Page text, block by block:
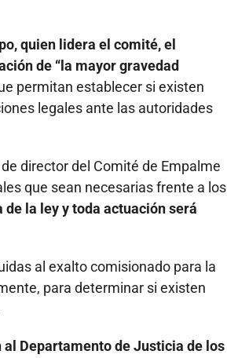
quien lidera el comité, el
de “la mayor gravedad
permitan establecer si existen
legales ante las autoridades
director del Comité de Empalme
que sean necesarias frente a los
la ley y toda actuación será
al exalto comisionado para la
para determinar si existen
Departamento de Justicia de los